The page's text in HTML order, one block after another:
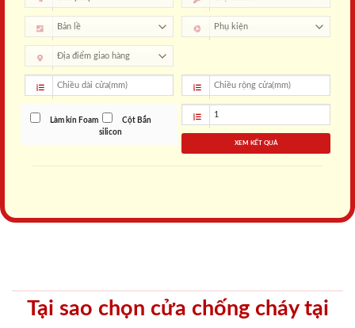
Làm kín Foam
Cột Bắn
silicon
XEM KẾT QUẢ
Tại sao chọn cửa chống cháy tại